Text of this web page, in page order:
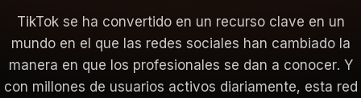
TikTok se ha convertido en un recurso clave en un
mundo en el que las redes sociales han cambiado la
manera en que los profesionales se dan a conocer. Y
con millones de usuarios activos diariamente, esta red